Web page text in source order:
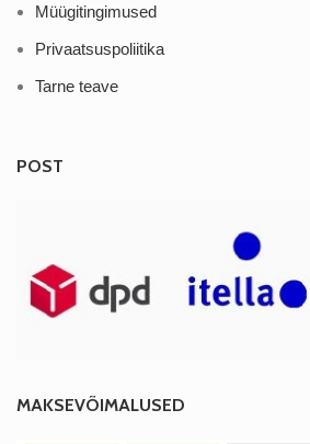
Müügitingimused
Privaatsuspoliitika
Tarne teave
POST
MAKSEVÕIMALUSED